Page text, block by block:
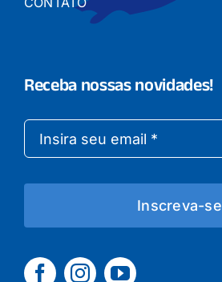
Receba nossas novidades!
Inscreva-se